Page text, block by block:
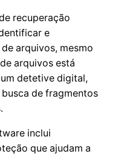
recuperação
e
arquivos, mesmo
arquivos está
detetive digital,
de fragmentos
inclui
que ajudam a